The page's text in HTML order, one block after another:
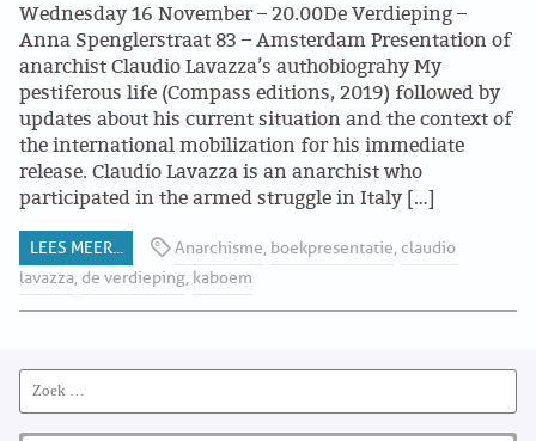
ABONNEMENT
ARCHIEF
WEBSITE
ARBEID
LABOUR RIGHTS
LINKS
Wednesday 16 November – 20.00De Verdieping –
Anna Spenglerstraat 83 – Amsterdam Presentation of
anarchist Claudio Lavazza’s authobiograhy My
pestiferous life (Compass editions, 2019) followed by
updates about his current situation and the context of
the international mobilization for his immediate
release. Claudio Lavazza is an anarchist who
participated in the armed struggle in Italy […]
LEES MEER... Anarchisme, boekpresentatie,claudio
lavazza, de verdieping, kaboem
Search
for: